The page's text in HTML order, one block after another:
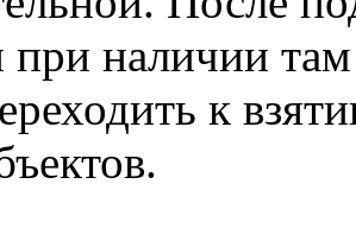
при наличии
к